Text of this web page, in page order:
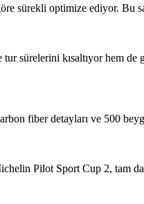
sürekli optimize ediyor.
sürelerini kısaltıyor hem de
fiber detayları ve 500
Pilot Sport Cup 2, tam da